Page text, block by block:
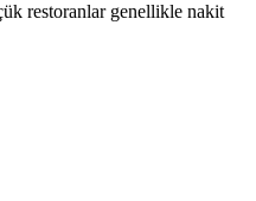
restoranlar genellikle nakit